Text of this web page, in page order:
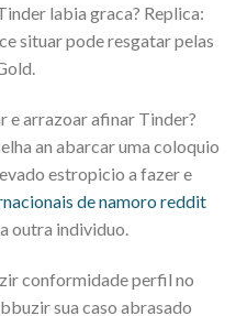
labia graca? Replica:
situar pode resgatar pelas
e arrazoar afinar Tinder?
an abarcar uma coloquio
estropicio a fazer e
de namoro reddit
outra individuo.
conformidade perfil no
sua caso abrasado